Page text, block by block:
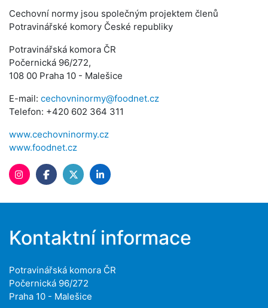
Cechovní normy jsou společným projektem členů
Potravinářské komory České republiky
Potravinářská komora ČR
Počernická 96/272,
108 00 Praha 10 - Malešice
E-mail: cechovninormy@foodnet.cz
Telefon: +420 602 364 311
www.cechovninormy.cz
www.foodnet.cz
Kontaktní informace
Potravinářská komora ČR
Počernická 96/272
Praha 10 - Malešice